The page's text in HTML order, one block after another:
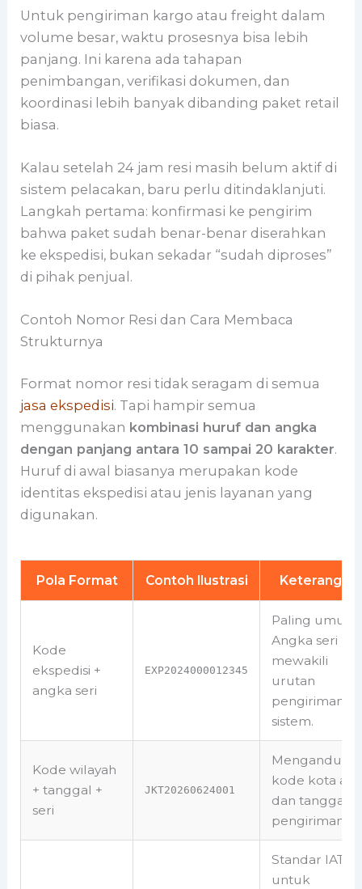
Untuk pengiriman kargo atau freight dalam
volume besar, waktu prosesnya bisa lebih
panjang. Ini karena ada tahapan
penimbangan, verifikasi dokumen, dan
koordinasi lebih banyak dibanding paket retail
biasa.
Kalau setelah 24 jam resi masih belum aktif di
sistem pelacakan, baru perlu ditindaklanjuti.
Langkah pertama: konfirmasi ke pengirim
bahwa paket sudah benar-benar diserahkan
ke ekspedisi, bukan sekadar “sudah diproses”
di pihak penjual.
Contoh Nomor Resi dan Cara Membaca
Strukturnya
Format nomor resi tidak seragam di semua
jasa ekspedisi. Tapi hampir semua
menggunakan kombinasi huruf dan angka
dengan panjang antara 10 sampai 20 karakter.
Huruf di awal biasanya merupakan kode
identitas ekspedisi atau jenis layanan yang
digunakan.
Pola Format Contoh Ilustrasi Keterangan
Kode
ekspedisi +
angka seri
EXP2024000012345
Paling umum.
Angka seri
mewakili
urutan
pengiriman di
sistem.
Kode wilayah
+ tanggal +
seri
JKT20260624001
Mengandung
kode kota
dan tanggal
pengiriman.
Standar IATA
untuk